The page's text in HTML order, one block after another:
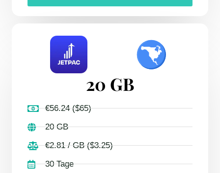
20 GB
€56.24 ($65)
20 GB
€2.81 / GB ($3.25)
30 Tage